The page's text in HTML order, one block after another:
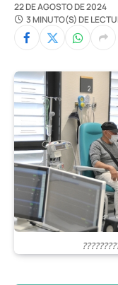
22 DE AGOSTO DE 2024
3 MINUTO(S) DE